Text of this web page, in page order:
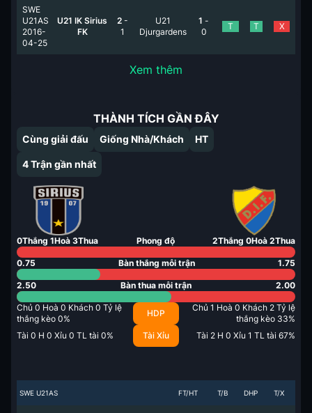
SWE
U21AS
2016-
04-25
U21 IK Sirius
FK
2 -
1
U21
Djurgardens
1 -
0
T T X
Xem thêm
THÀNH TÍCH GẦN ĐÂY
Cùng giải đấu Giống Nhà/Khách HT
4Trận gần nhất
0Thắng 1Hoà 3Thua Phong độ 2Thắng 0Hoà 2Thua
0.75 Bàn thắng mỗi trận 1.75
2.50 Bàn thua mỗi trận 2.00
Chủ 0 Hoà 0 Khách 0 Tỷ lệ
thắng kèo 0%
HDP
Chủ 1 Hoà 0 Khách 2 Tỷ lệ
thắng kèo 33%
Tài 0 H 0 Xỉu 0 TL tài 0% Tài Xỉu Tài 2 H 0 Xỉu 1 TL tài 67%
SWE U21AS FT/HT T/B DHP T/X